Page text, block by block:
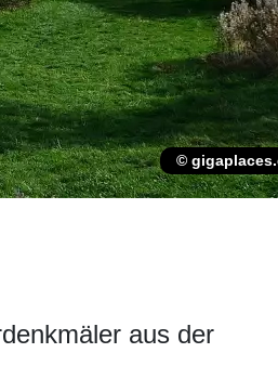
©
aus der